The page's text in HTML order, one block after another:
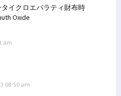
イクロエパラティ財布時
Oxide
am
08:50 am